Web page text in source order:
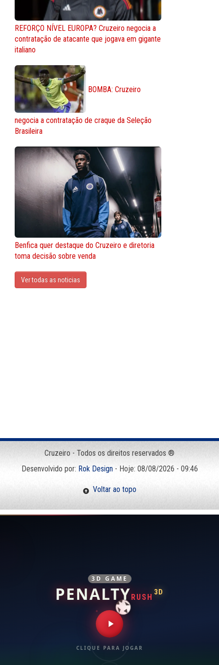
REFORÇO NÍVEL EUROPA? Cruzeiro negocia a
contratação de atacante que jogava em gigante
italiano
BOMBA: Cruzeiro
negocia a contratação de craque da Seleção
Brasileira
Benfica quer destaque do Cruzeiro e diretoria
toma decisão sobre venda
Ver todas as noticias
Cruzeiro - Todos os direitos reservados ®
Desenvolvido por: Rok Design- Hoje: 08/08/2026 - 09:46
Voltar ao topo
3D GAME
PENALTYRUSH
3D
CLIQUE PARA JOGAR